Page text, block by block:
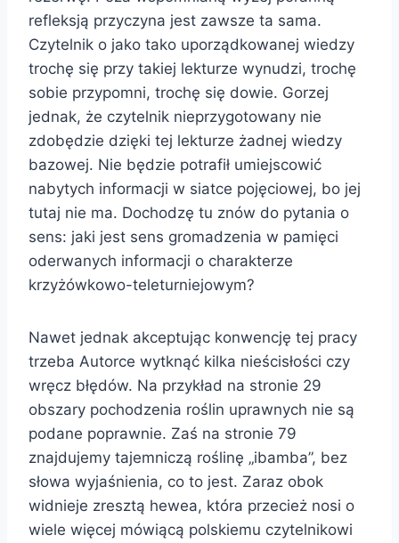
refleksją przyczyna jest zawsze ta sama.
Czytelnik o jako tako uporządkowanej wiedzy
trochę się przy takiej lekturze wynudzi, trochę
sobie przypomni, trochę się dowie. Gorzej
jednak, że czytelnik nieprzygotowany nie
zdobędzie dzięki tej lekturze żadnej wiedzy
bazowej. Nie będzie potrafił umiejscowić
nabytych informacji w siatce pojęciowej, bo jej
tutaj nie ma. Dochodzę tu znów do pytania o
sens: jaki jest sens gromadzenia w pamięci
oderwanych informacji o charakterze
krzyżówkowo-teleturniejowym?
Nawet jednak akceptując konwencję tej pracy
trzeba Autorce wytknąć kilka nieścisłości czy
wręcz błędów. Na przykład na stronie 29
obszary pochodzenia roślin uprawnych nie są
podane poprawnie. Zaś na stronie 79
znajdujemy tajemniczą roślinę „ibamba”, bez
słowa wyjaśnienia, co to jest. Zaraz obok
widnieje zresztą hewea, która przecież nosi o
wiele więcej mówiącą polskiemu czytelnikowi